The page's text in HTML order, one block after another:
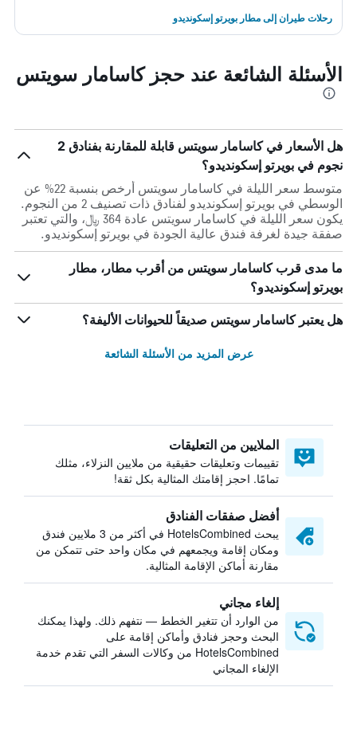
رحلات طيران إلى مطار بويرتو إسكونديدو
الأسئلة الشائعة عند حجز كاسامار سويتس
هل الأسعار في كاسامار سويتس قابلة للمقارنة بفنادق 2
نجوم في بويرتو إسكونديدو؟
متوسط سعر الليلة في كاسامار سويتس أرخص بنسبة 22% عن
الوسطي في بويرتو إسكونديدو لفنادق ذات تصنيف 2 من النجوم.
يكون سعر الليلة في كاسامار سويتس عادة 364 ﷼، والتي تعتبر
صفقة جيدة لغرفة فندق عالية الجودة في بويرتو إسكونديدو.
ما مدى قرب كاسامار سويتس من أقرب مطار، مطار
بويرتو إسكونديدو؟
هل يعتبر كاسامار سويتس صديقاً للحيوانات الأليفة؟
عرض المزيد من الأسئلة الشائعة
الملايين من التعليقات
تقييمات وتعليقات حقيقية من ملايين النزلاء، مثلك
تمامًا. احجز إقامتك المثالية بكل ثقة!
أفضل صفقات الفنادق
يبحث HotelsCombined في أكثر من 3 ملايين فندق
ومكان إقامة ويجمعهم في مكان واحد حتى تتمكن من
مقارنة أماكن الإقامة المثالية.
إلغاء مجاني
من الوارد أن تتغير الخطط — نتفهم ذلك. ولهذا يمكنك
البحث وحجز فنادق وأماكن إقامة على
HotelsCombined من وكالات السفر التي تقدم خدمة
الإلغاء المجاني